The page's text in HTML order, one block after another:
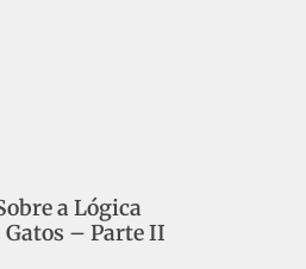
a Lógica
– Parte II